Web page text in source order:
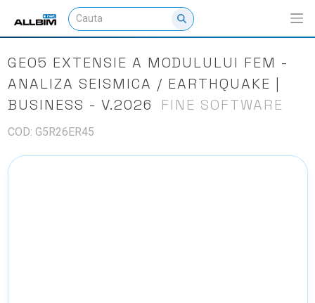
GEO5 EXTENSIE A MODULULUI FEM -
ANALIZA SEISMICA / EARTHQUAKE |
BUSINESS - V.2026
FINE SOFTWARE
COD: G5R26ER45